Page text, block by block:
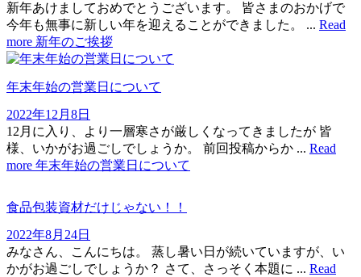
新年あけましておめでとうございます。 皆さまのおかげで
今年も無事に新しい年を迎えることができました。 ... Read
more 新年のご挨拶
年末年始の営業日について
2022年12月8日
12月に入り、より一層寒さが厳しくなってきましたが 皆
様、いかがお過ごしでしょうか。 前回投稿からか ... Read
more 年末年始の営業日について
食品包装資材だけじゃない！！
2022年8月24日
みなさん、こんにちは。 蒸し暑い日が続いていますが、い
かがお過ごしでしょうか？ さて、さっそく本題に ... Read